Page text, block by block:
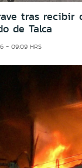
tras recibir
de Talca
- 09:09 HRS